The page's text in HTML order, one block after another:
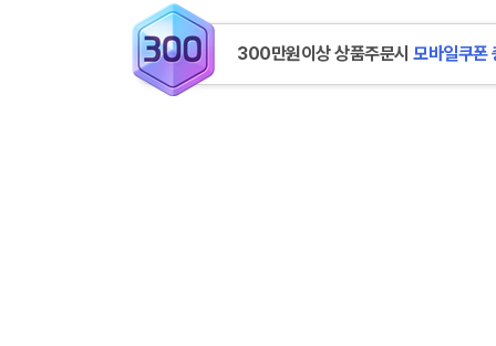
300만원이상 상품주문시 모바일쿠폰